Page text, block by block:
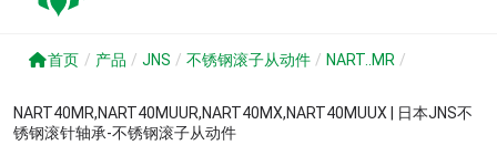
首页 / 产品 / JNS / 不锈钢滚子从动件 / NART..MR /
NART40MR,NART40MUUR,NART40MX,NART40MUUX | 日本JNS不
锈钢滚针轴承-不锈钢滚子从动件